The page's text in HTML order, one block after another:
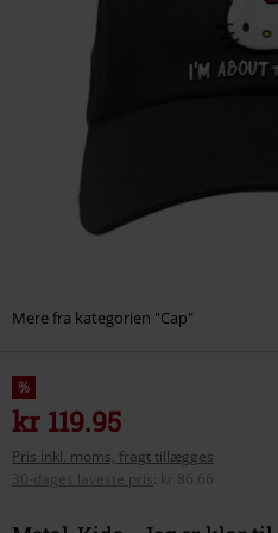
593748.html
Mere fra kategorien "Cap"
%
kr 119.95
Pris inkl. moms, fragt tillægges
30-dages laveste pris
kr 86.66